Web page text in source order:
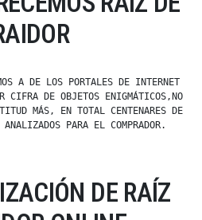
A DE LOS PORTALES DE INTERNET
CIFRA DE OBJETOS ENIGMÁTICOS,NO
MÁS, EN TOTAL CENTENARES DE
ANALIZADOS PARA EL COMPRADOR.
DE RAÍZ